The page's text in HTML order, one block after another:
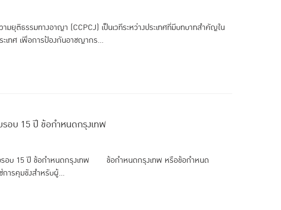
ยุติธรรมทางอาญา (CCPCJ) เป็นเวทีระหว่างประเทศที่มีบทบาทสำคัญใน
ะเทศ เพื่อการป้องกันอาชญากร...
รอบ 15 ปี ข้อกำหนดกรุงเทพ
บรอบ 15 ปี ข้อกำหนดกรุงเทพ ข้อกำหนดกรุงเทพ หรือข้อกำหนด
ารคุมขังสำหรับผู้...